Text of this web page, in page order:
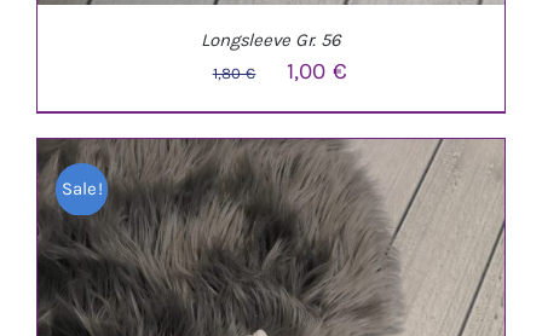
IN DEN WARENKORB / DETAILS
Longsleeve Gr. 56
1,80€
Ursprünglicher
Preis
war:
1,80 €
1,00€
Preis
ist:
1,00 €.
Sale!